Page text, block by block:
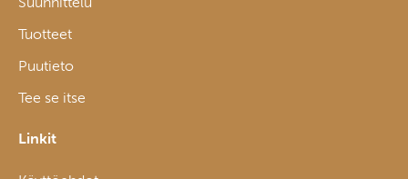
Tuotteet
Puutieto
Tee se itse
Linkit